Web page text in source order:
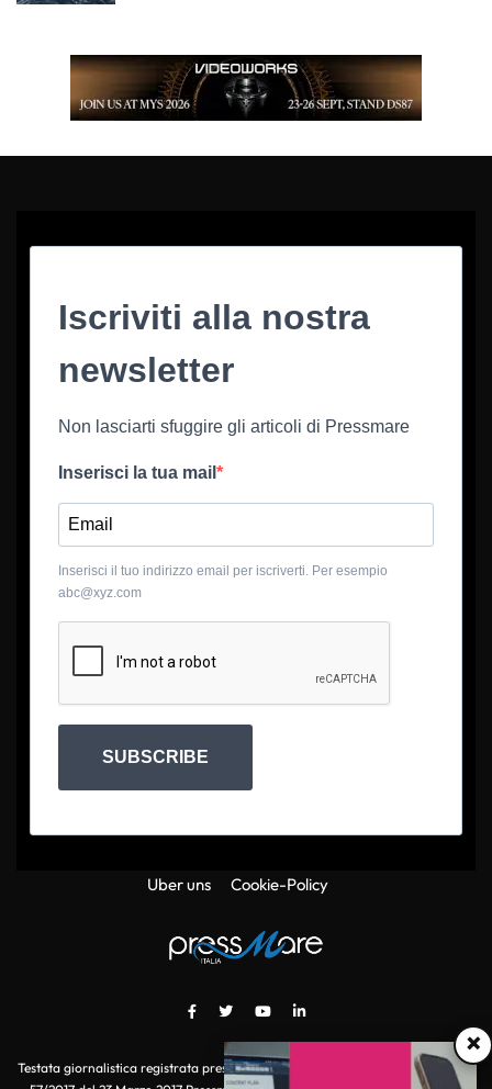
×
Iscriviti alla nostra
newsletter
Non lasciarti sfuggire gli articoli di Pressmare
Inserisci la tua mail
Inserisci il tuo indirizzo email per iscriverti. Per esempio
abc@xyz.com
SUBSCRIBE
Uber uns Cookie-Policy
Testata giornalistica registrata presso il Tribunale di Roma con autorizzazione